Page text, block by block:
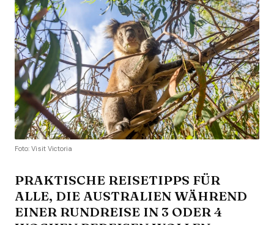
Foto: Visit Victoria
PRAKTISCHE REISETIPPS FÜR
ALLE, DIE AUSTRALIEN WÄHREND
EINER RUNDREISE IN 3 ODER 4